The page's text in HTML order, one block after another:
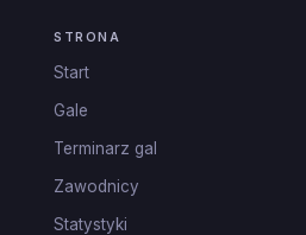
STRONA
Start
Gale
Terminarz gal
Zawodnicy
Statystyki